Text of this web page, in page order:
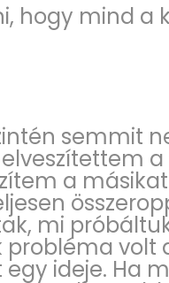
hogy mind a
semmit
a másikat
mi
volt
ideje. Ha